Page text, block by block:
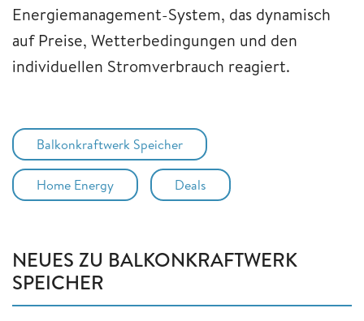
Energiemanagement-System, das dynamisch
auf Preise, Wetterbedingungen und den
individuellen Stromverbrauch reagiert.
Balkonkraftwerk Speicher
Home Energy Deals
NEUES ZU BALKONKRAFTWERK
SPEICHER